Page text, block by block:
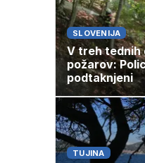
SLOVENIJA
V treh tednih
požarov:
podtaknjeni
TUJINA